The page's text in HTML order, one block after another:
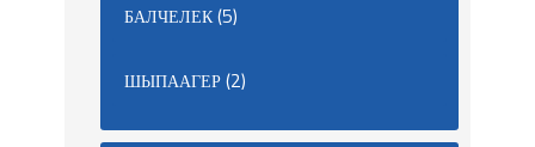
БАЛЧЕЛЕК(5)
ШЫПААГЕР(2)